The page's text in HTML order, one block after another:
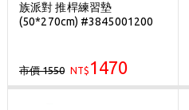
族派對 推桿練習墊
(50*270cm) #3845001200
市價 1550 NT$ 1470